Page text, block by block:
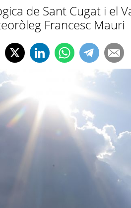
de Sant Cugat i el
Francesc Mauri